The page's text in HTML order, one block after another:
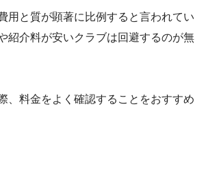
用と質が顕著に比例すると言われてい
紹介料が安いクラブは回避するのが無
、料金をよく確認することをおすすめ